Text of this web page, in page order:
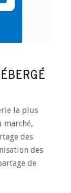
la plus
marché,
des
des
de